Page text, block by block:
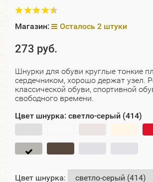
Магазин: Осталось 2 штуки
273 руб.
Шнурки для обуви круглые тонкие
сердечником, хорошо держат узел.
классической обуви, спортивной
свободного времени.
Цвет шнурка: светло-серый (414)
Цвет шнурка: